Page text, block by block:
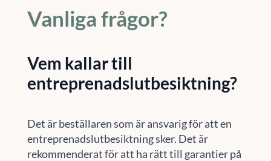
Vanliga frågor?
Vem kallar till
entreprenadslutbesiktning?
Det är beställaren som är ansvarig för att en
entreprenadslutbesiktning sker. Det är
rekommenderat för att ha rätt till garantier på